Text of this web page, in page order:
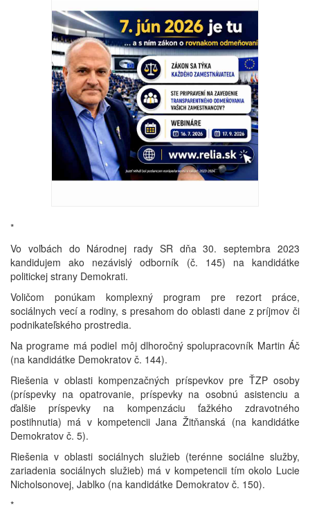
*
Vo voľbách do Národnej rady SR dňa 30. septembra 2023
kandidujem ako nezávislý odborník (č. 145) na kandidátke
politickej strany Demokrati.
Voličom ponúkam komplexný program pre rezort práce,
sociálnych vecí a rodiny, s presahom do oblasti dane z príjmov či
podnikateľského prostredia.
Na programe má podiel môj dlhoročný spolupracovník Martin Áč
(na kandidátke Demokratov č. 144).
Riešenia v oblasti kompenzačných príspevkov pre ŤZP osoby
(príspevky na opatrovanie, príspevky na osobnú asistenciu a
ďalšie príspevky na kompenzáciu ťažkého zdravotného
postihnutia) má v kompetencii Jana Žitňanská (na kandidátke
Demokratov č. 5).
Riešenia v oblasti sociálnych služieb (terénne sociálne služby,
zariadenia sociálnych služieb) má v kompetencii tím okolo Lucie
Nicholsonovej, Jablko (na kandidátke Demokratov č. 150).
*